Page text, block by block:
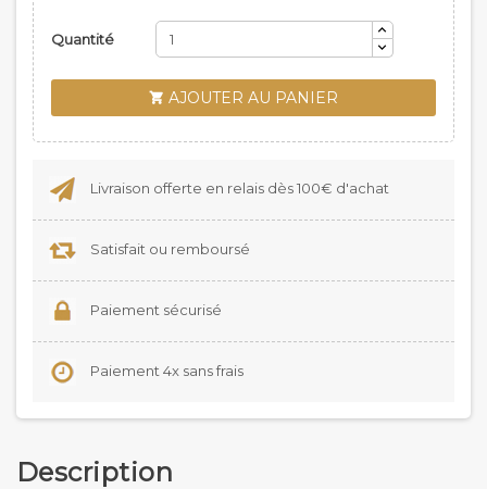
Quantité
 AJOUTER AU PANIER
Livraison offerte en relais dès 100€ d'achat
Satisfait ou remboursé
Paiement sécurisé
Paiement 4x sans frais
Description